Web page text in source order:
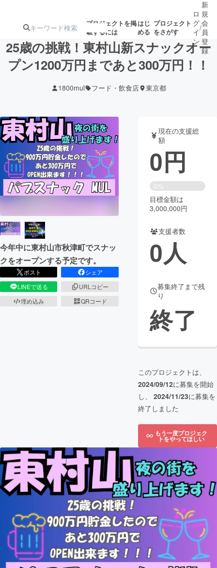
プロジェクトを掲
載するには
はじ
める
プロジェクト
をさがす
ターン
ジェクト
募集終了が近いプ
ロジェクト
アート・写真 音楽
テクノロジー・ガジェット ゲーム・サ
映像・映画 書籍・雑誌
チャレンジ
CAMPFIRE for Social Good CAMPFIRE Creation
CAMPFIREふるさと納税machi-ya
ロ
グ
イ
ン
/
新
規
会
員
登
録
25歳の挑戦！東村山新スナックオー
プン1200万円まであと300万円！！
1800mul フード・飲食店 東京都
今年中に東村山市秋津町でスナッ
クをオープンする予定です。
ポスト
シェア
LINEで送る
URLコピー
埋め込み
QRコード
現在の支援総
額
0円
0%
目標金額は
3,000,000円
支援者数
0人
募集終了まで残
り
終了
このプロジェクトは、
2024/09/12に募集を開始
し、 2024/11/23に募集を
終了しました
もう一度プロジェク
トをやってほしい